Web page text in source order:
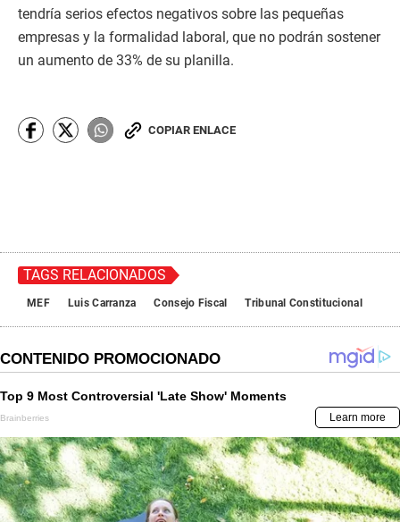
tendría serios efectos negativos sobre las pequeñas
empresas y la formalidad laboral, que no podrán sostener
un aumento de 33% de su planilla.
COPIAR ENLACE
TAGS RELACIONADOS
MEF Luis Carranza Consejo Fiscal Tribunal Constitucional